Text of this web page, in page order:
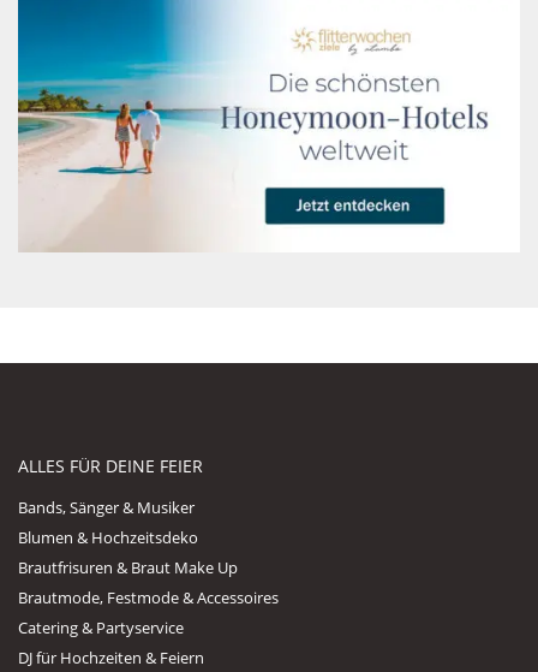
ALLES FÜR DEINE FEIER
Bands, Sänger & Musiker
Blumen & Hochzeitsdeko
Brautfrisuren & Braut Make Up
Brautmode, Festmode & Accessoires
Catering & Partyservice
DJ für Hochzeiten & Feiern